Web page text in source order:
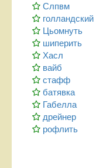
Слпвм
голландский
Цьомнуть
шиперить
Хасл
вайб
стафф
батявка
Габелла
дрейнер
рофлить